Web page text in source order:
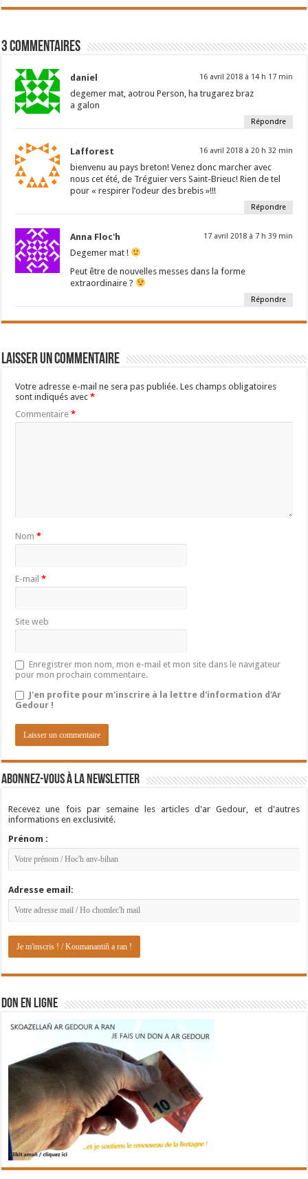
3 Commentaires
daniel 16 avril 2018 à 14 h 17 min
degemer mat, aotrou Person, ha trugarez braz
a galon
Répondre
Lafforest 16 avril 2018 à 20 h 32 min
bienvenu au pays breton! Venez donc marcher avec
nous cet été, de Tréguier vers Saint-Brieuc! Rien de tel
pour « respirer l’odeur des brebis »!!!
Répondre
Anna Floc'h 17 avril 2018 à 7 h 39 min
Degemer mat !
Peut être de nouvelles messes dans la forme
extraordinaire ?
Répondre
Laisser un commentaire
Votre adresse e-mail ne sera pas publiée. Les champs obligatoires
sont indiqués avec*
Commentaire*
Nom*
E-mail*
Site web
Enregistrer mon nom, mon e-mail et mon site dans le navigateur
pour mon prochain commentaire.
J'en profite pour m'inscrire à la lettre d'information d'Ar
Gedour !
Abonnez-vous à la newsletter
Recevez une fois par semaine les articles d'ar Gedour, et d'autres
informations en exclusivité.
Prénom :
Adresse email:
DON EN LIGNE